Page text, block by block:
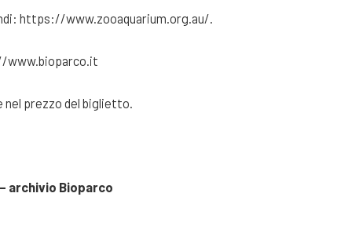
https://www.zooaquarium.org.au/.
www.bioparco.it
prezzo del biglietto.
archivio Bioparco